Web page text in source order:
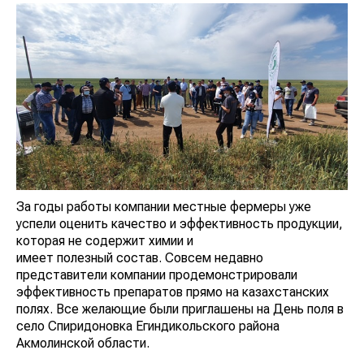
За годы работы компании местные фермеры уже
успели оценить качество и эффективность продукции,
которая не содержит химии и
имеет полезный состав. Совсем недавно
представители компании продемонстрировали
эффективность препаратов прямо на казахстанских
полях. Все желающие были приглашены на День поля в
село Спиридоновка Егиндикольского района
Акмолинской области.